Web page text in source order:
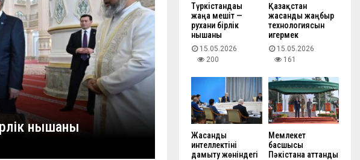
нышаны
Түркістандағы
жаңа мешіт —
рухани бірлік
нышаны
15.05.2026
200
Қазақстан
жасанды жаңбыр
технологиясын
игермек
15.05.2026
161
Жасанды
интеллектіні
дамыту жөніндегі
Мемлекет
басшысы
Пәкістанға аттанды